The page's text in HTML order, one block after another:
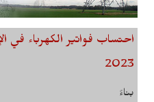
احتساب فواتير الكهرباء في
2023
بناءً